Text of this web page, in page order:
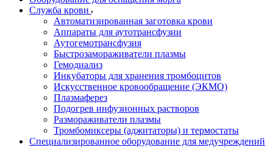
Служба крови
Автоматизированная заготовка крови
Аппараты для аутотрансфузии
Аутогемотрансфузия
Быстрозамораживатели плазмы
Гемодиализ
Инкубаторы для хранения тромбоцитов
Искусственное кровообращение (ЭКМО)
Плазмаферез
Подогрев инфузионных растворов
Размораживатели плазмы
Тромбомиксеры (аджитаторы) и термостаты
Специализированное оборудование для медучреждений